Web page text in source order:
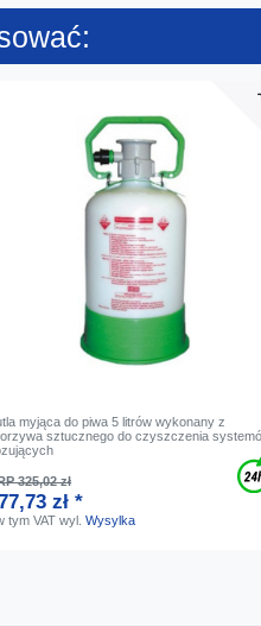
myjąca do piwa 5 litrów wykonany z
sztucznego do czyszczenia
325,02 zł
zł *
tym VAT wyl.Wysylka